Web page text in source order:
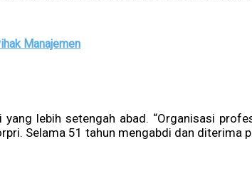
Manajemen
lebih setengah abad. “Organisasi
Selama 51 tahun mengabdi dan diterima